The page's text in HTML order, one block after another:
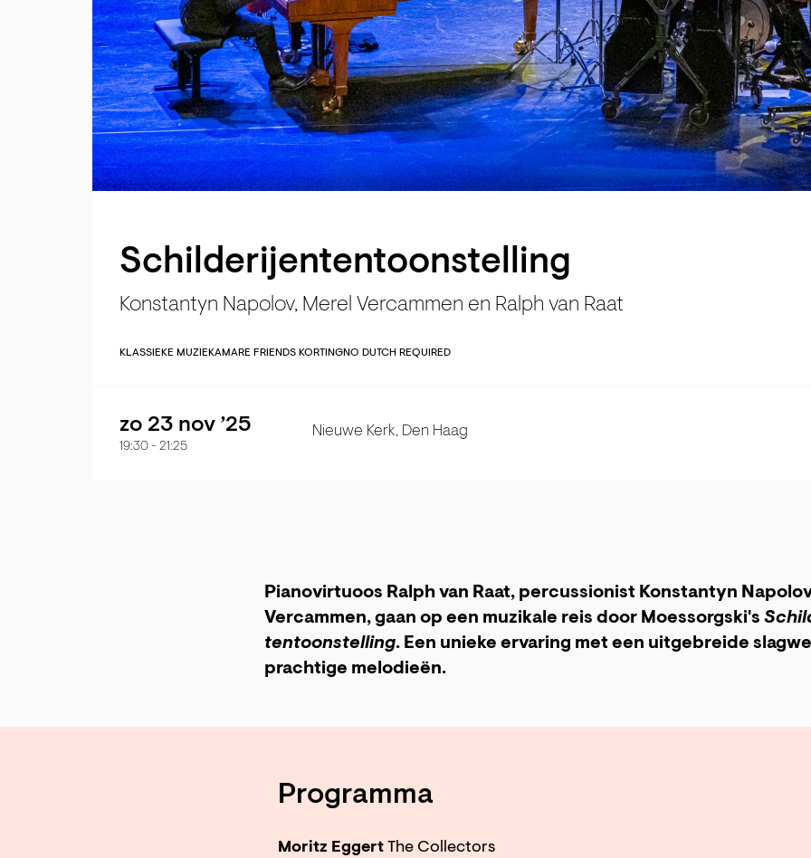
Schilderijen­tentoonstelling
Konstantyn Napolov, Merel Vercammen en Ralph van Raat
KLASSIEKE MUZIEKAMARE FRIENDS KORTINGNO DUTCH REQUIRED
zo 23 nov ’25
19:30 - 21:25
Nieuwe Kerk, Den Haag
Pianovirtuoos Ralph van Raat, percussionist Konstantyn
Vercammen, gaan op een muzikale reis door Moessorgski's
tentoonstelling. Een unieke ervaring met een uitgebreide
prachtige melodieën.
Programma
Moritz Eggert The Collectors